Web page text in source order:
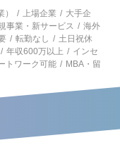
上場企業
大手企
事業・新サービス
海外
転勤なし
土日祝休
年収600万以上
インセ
トワーク可能
MBA・留